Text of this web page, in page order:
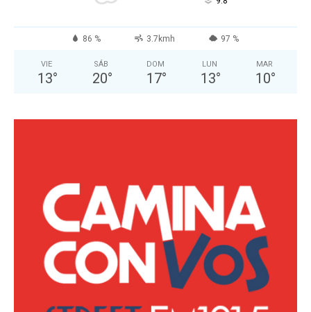
86 % 3.7kmh 97 %
VIE
13°
SÁB
20°
DOM
17°
LUN
13°
MAR
10°